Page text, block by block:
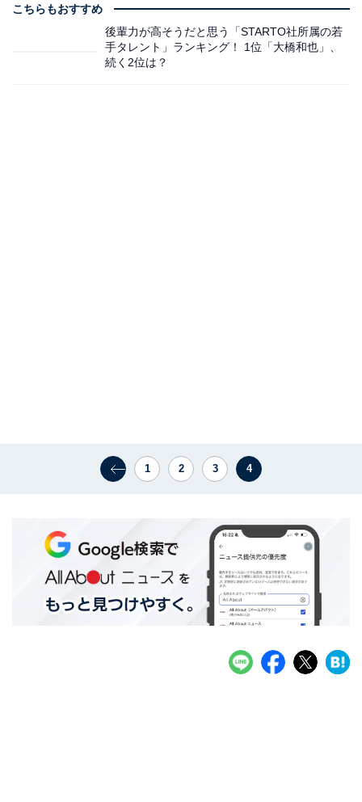
こちらもおすすめ
後輩力が高そうだと思う「STARTO社所属の若
手タレント」ランキング！ 1位「大橋和也」、
続く2位は？
1 2 3 4